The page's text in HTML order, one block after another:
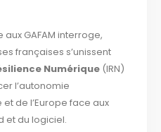
GAFAM interroge,
françaises s’unissent
Numérique (IRN)
l’autonomie
de l’Europe face aux
et du logiciel.